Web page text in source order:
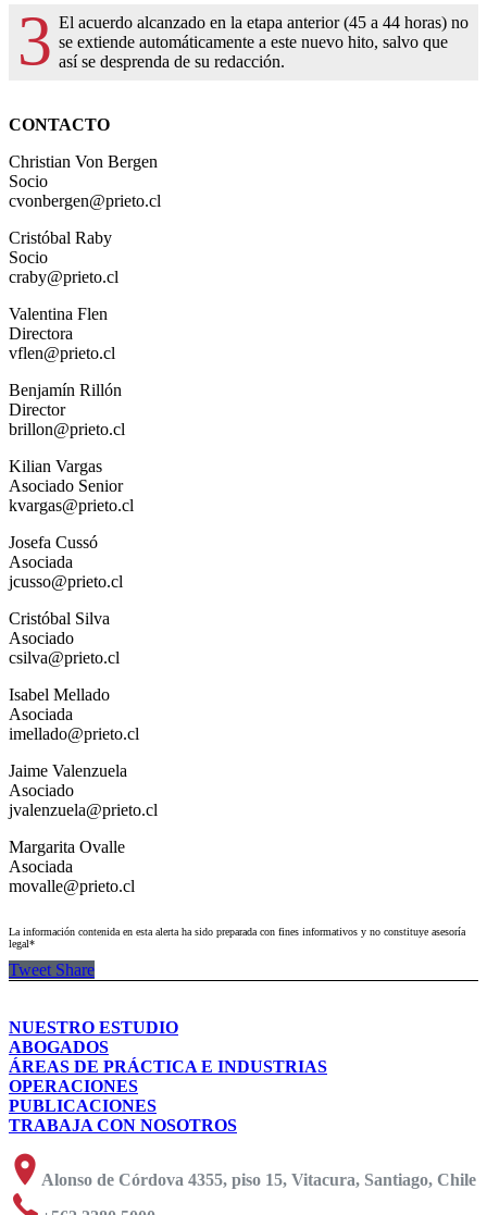
3 El acuerdo alcanzado en la etapa anterior (45 a 44 horas) no
se extiende automáticamente a este nuevo hito, salvo que
así se desprenda de su redacción.
CONTACTO
Christian Von Bergen
Socio
cvonbergen@prieto.cl
Cristóbal Raby
Socio
craby@prieto.cl
Valentina Flen
Directora
vflen@prieto.cl
Benjamín Rillón
Director
brillon@prieto.cl
Kilian Vargas
Asociado Senior
kvargas@prieto.cl
Josefa Cussó
Asociada
jcusso@prieto.cl
Cristóbal Silva
Asociado
csilva@prieto.cl
Isabel Mellado
Asociada
imellado@prieto.cl
Jaime Valenzuela
Asociado
jvalenzuela@prieto.cl
Margarita Ovalle
Asociada
movalle@prieto.cl
La información contenida en esta alerta ha sido preparada con fines informativos y no constituye asesoría
legal*
Tweet Share
NUESTRO ESTUDIO
ABOGADOS
ÁREAS DE PRÁCTICA E INDUSTRIAS
OPERACIONES
PUBLICACIONES
TRABAJA CON NOSOTROS
Alonso de Córdova 4355, piso 15, Vitacura, Santiago, Chile